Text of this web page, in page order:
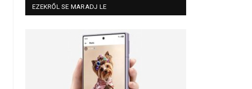
EZEKRŐL SE MARADJ LE